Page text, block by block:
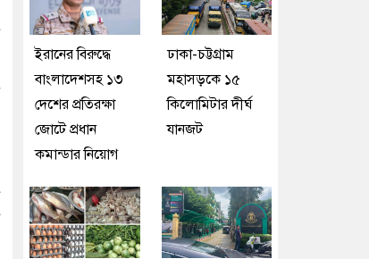
ইরানের বিরুদ্ধে
বাংলাদেশসহ ১৩
দেশের প্রতিরক্ষা
জোটে প্রধান
কমান্ডার নিয়োগ
ঢাকা-চট্টগ্রাম
মহাসড়কে ১৫
কিলোমিটার দীর্ঘ
যানজট